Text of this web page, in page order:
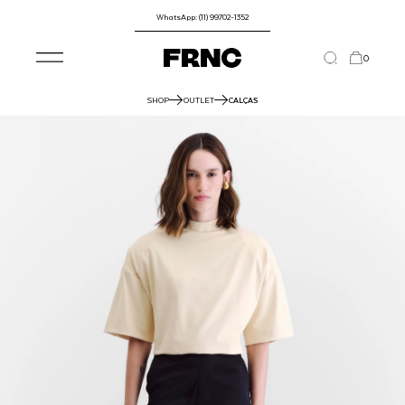
WhatsApp: (11) 99702-1352
0
SHOP OUTLET CALÇAS